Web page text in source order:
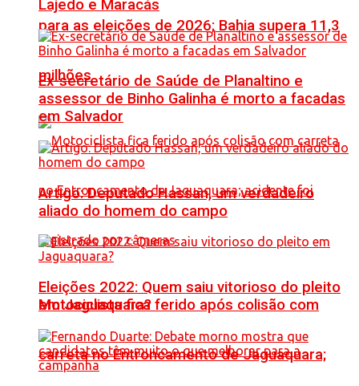
para as eleições de 2026; Bahia supera 11,3
milhões
Motociclista fica ferido após colisão com
carreta no Entroncamento de Jaguaquara;
Lajedo e Maracás
Ex-secretário de Saúde de Planaltino e
assessor de Binho Galinha é morto a facadas
em Salvador
Artigo: Deputado Hassan, um verdadeiro
aliado do homem do campo
Eleições 2022: Quem saiu vitorioso do pleito
em Jaguaquara?